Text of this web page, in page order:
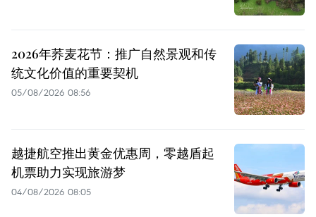
2026年荞麦花节：推广自然景观和传
统文化价值的重要契机
05/08/2026 08:56
越捷航空推出黄金优惠周，零越盾起
机票助力实现旅游梦
04/08/2026 08:05